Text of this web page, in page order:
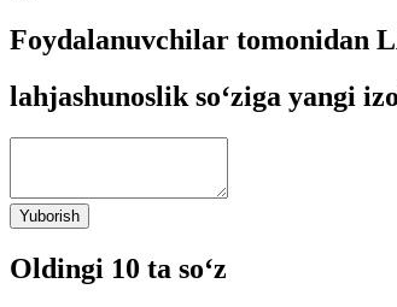
Foydalanuvchilar tomonidan
lahjashunoslik so‘ziga yangi
Yuborish
Oldingi 10 ta so‘z